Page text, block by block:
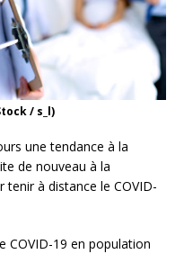
/ s_l)
une tendance à la
de nouveau à la
à distance le COVID-
COVID-19 en population